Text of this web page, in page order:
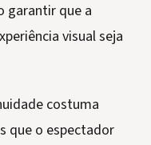
garantir que a
visual seja
costuma
que o espectador